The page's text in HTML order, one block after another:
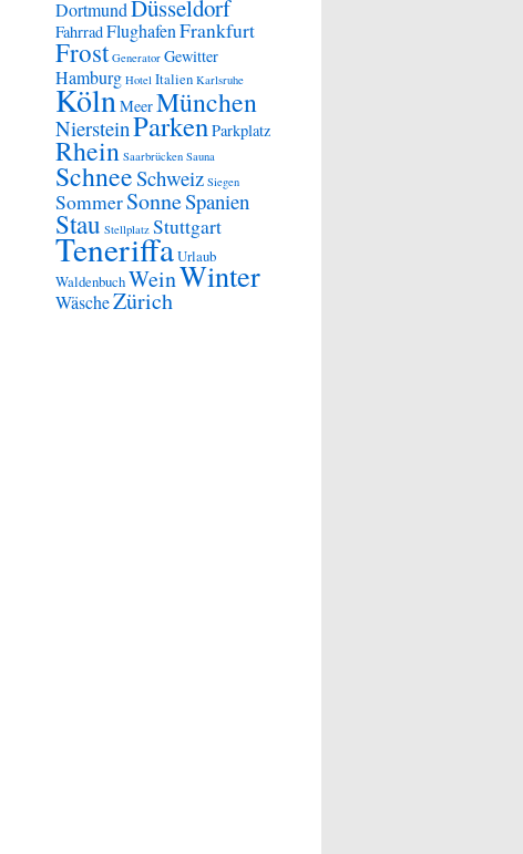
DortmundDüsseldorf
FahrradFlughafenFrankfurt
Frost Generator Gewitter
Hamburg Hotel Italien Karlsruhe
KölnMeerMünchen
NiersteinParkenParkplatz
Rhein Saarbrücken Sauna
SchneeSchweiz Siegen
SommerSonneSpanien
Stau Stellplatz Stuttgart
TeneriffaUrlaub
WaldenbuchWeinWinter
WäscheZürich